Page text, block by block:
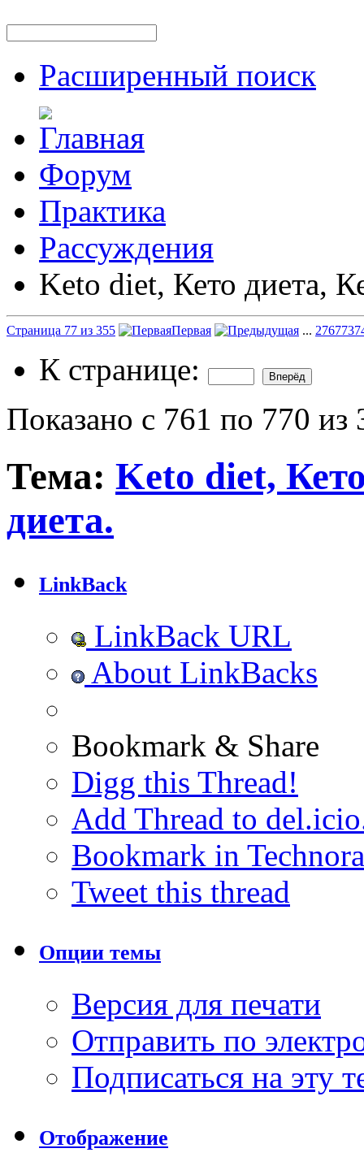
Расширенный поиск
Форум
Практика
Рассуждения
Keto diet, Кето диета,
Страница 77 из 355 Первая ... 276773
К странице:
Показано с 761 по 770 из
Тема: Keto diet,
диета.
LinkBack
LinkBack URL
About LinkBacks
Bookmark & Share
Digg this Thread!
Add Thread to
Bookmark in
Tweet this thread
Опции темы
Версия для печати
Отправить по
Подписаться на эту
Отображение